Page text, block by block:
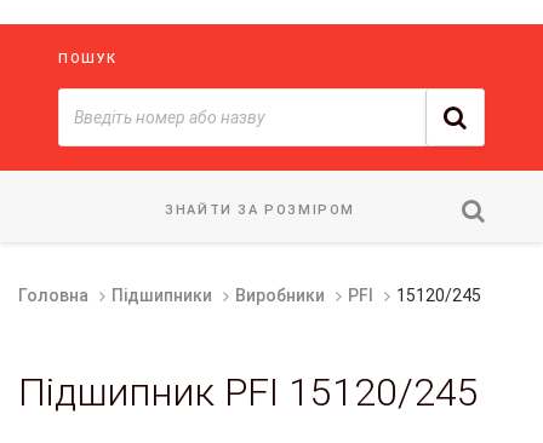
ПОШУК
ЗНАЙТИ ЗА РОЗМІРОМ
Головна Підшипники Виробники PFI 15120/245
Підшипник PFI 15120/245